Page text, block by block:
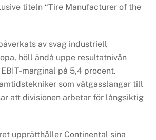
titeln “Tire Manufacturer of the
av svag industriell
höll ändå uppe resultatnivån
marginal på 5,4 procent.
som vätgasslangar till
att divisionen arbetar för långsiktig
upprätthåller Continental sina